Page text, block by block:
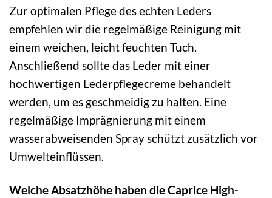
Zur optimalen Pflege des echten Leders
empfehlen wir die regelmäßige Reinigung mit
einem weichen, leicht feuchten Tuch.
Anschließend sollte das Leder mit einer
hochwertigen Lederpflegecreme behandelt
werden, um es geschmeidig zu halten. Eine
regelmäßige Imprägnierung mit einem
wasserabweisenden Spray schützt zusätzlich vor
Umwelteinflüssen.
Welche Absatzhöhe haben die Caprice High-